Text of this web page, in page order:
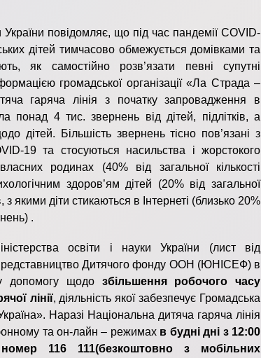
України повідомляє, що під час пандемії COVID-
дітей тимчасово обмежується домівками та
як самостійно розв’язати певні супутні
громадської організації «Ла Страда –
гаряча лінія з початку запровадження в
понад 4 тис. звернень від дітей, підлітків, а
дітей. Більшість звернень тісно пов’язані з
19 та стосуються насильства і жорстокого
родинах (40% від загальної кількості
здоров’ям дітей (20% від загальної
з якими діти стикаються в Інтернеті (близько 20%
.
освіти і науки України (лист від
Дитячого фонду ООН (ЮНІСЕФ) в
допомогу щодо збільшення робочого часу
лінії, діяльність якої забезпечує Громадська
Наразі Національна дитяча гаряча лінія
та он-лайн – режимах в будні дні з 12:00
116 111(безкоштовно з мобільних